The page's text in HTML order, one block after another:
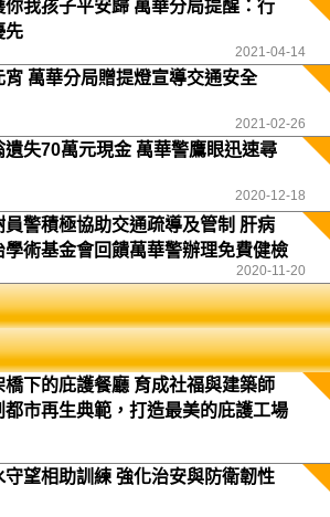
你我孩子平安歸 萬華分局提醒：行
先
2021-04-14
宵 萬華分局贈提燈宣導交通安全
2021-02-26
遺失70萬元現金 萬華警鷹眼迅速尋
2020-12-18
員警積極協助交通疏導及管制 肝病
學術基金會回饋萬華警辦理免費健檢
2020-11-20
橋下的庇護餐廳 育成社福與建築師
都市再生典範，打造最美的庇護工場
守望相助訓練 強化治安與防衛韌性